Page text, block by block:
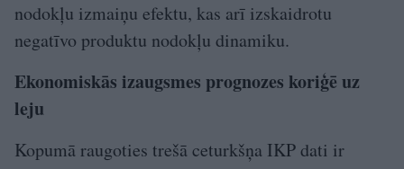
nodokļu izmaiņu efektu, kas arī izskaidrotu
negatīvo produktu nodokļu dinamiku.
Ekonomiskās izaugsmes prognozes koriģē uz
leju
Kopumā raugoties trešā ceturkšņa IKP dati ir